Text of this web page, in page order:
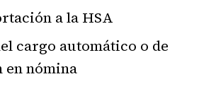
a la HSA
cargo automático o de
en nómina